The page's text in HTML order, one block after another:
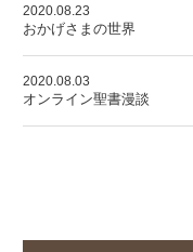
2020.08.23
おかげさまの世界
2020.08.03
オンライン聖書漫談